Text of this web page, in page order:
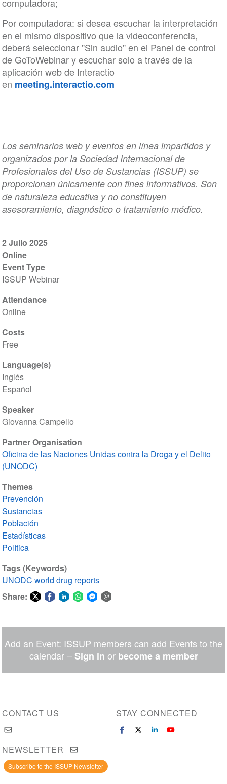
2 Julio 2025
Online
Event Type
ISSUP Webinar
Attendance
Online
Costs
Free
Language(s)
Inglés
Español
Speaker
Giovanna Campello
Partner Organisation
Oficina de las Naciones Unidas contra la Droga y el Delito
(UNODC)
Themes
Prevención
Sustancias
Población
Estadísticas
Política
Tags (Keywords)
UNODC world drug reports
Share:
Messenger
computadora;
Por computadora: si desea escuchar la interpretación
en el mismo dispositivo que la videoconferencia,
deberá seleccionar "Sin audio" en el Panel de control
de GoToWebinar y escuchar solo a través de la
aplicación web de Interactio
en meeting.interactio.com
Los seminarios web y eventos en línea impartidos y
organizados por la Sociedad Internacional de
Profesionales del Uso de Sustancias (ISSUP) se
proporcionan únicamente con fines informativos. Son
de naturaleza educativa y no constituyen
asesoramiento, diagnóstico o tratamiento médico.
Add an Event: ISSUP members can add Events to the
calendar – Sign in or become a member
CONTACT US STAY CONNECTED
NEWSLETTER
Subscribe to the ISSUP Newsletter